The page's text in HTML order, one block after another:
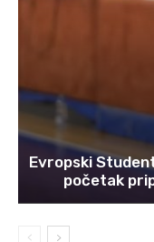
Evropski
početak